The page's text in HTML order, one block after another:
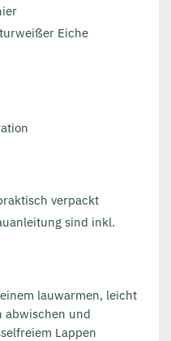
Eiche
verpackt
sind inkl.
lauwarmen, leicht
abwischen und
Lappen